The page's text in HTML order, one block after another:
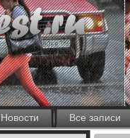
Новости Все записи